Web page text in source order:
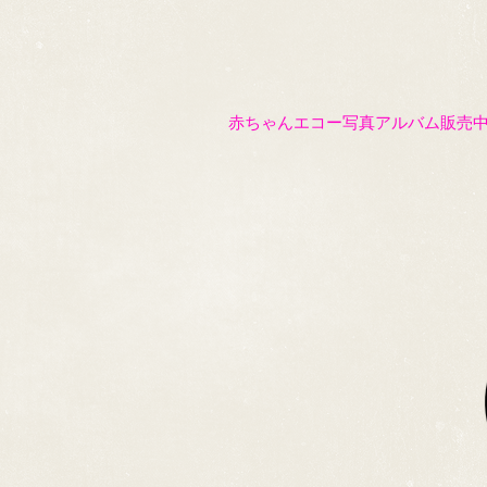
赤ちゃんエコー写真アルバム販売